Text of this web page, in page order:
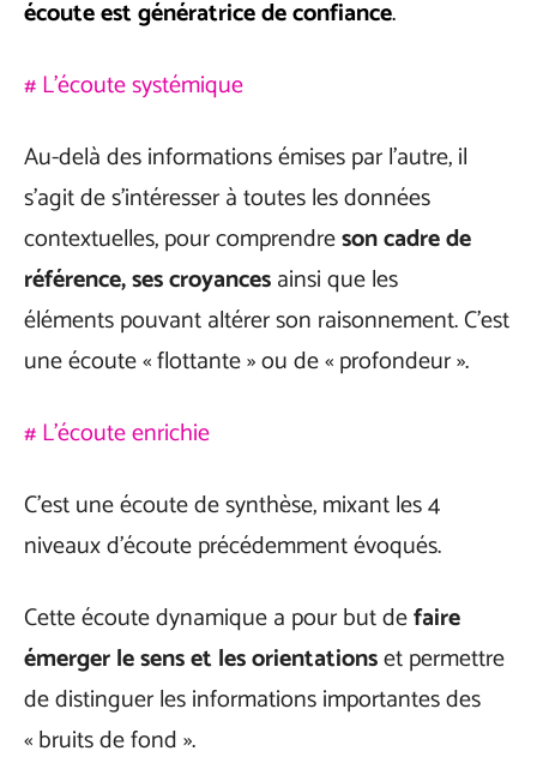
écoute est génératrice de confiance.
# L’écoute systémique
Au-delà des informations émises par l’autre, il
s’agit de s’intéresser à toutes les données
contextuelles, pour comprendreson cadre de
référence, ses croyancesainsi que les
éléments pouvant altérer son raisonnement. C’est
une écoute « flottante » ou de « profondeur ».
# L’écoute enrichie
C’est une écoute de synthèse, mixant les 4
niveaux d’écoute précédemment évoqués.
Cette écoute dynamique a pour but defaire
émerger le sens et les orientationset permettre
de distinguer les informations importantes des
« bruits de fond ».